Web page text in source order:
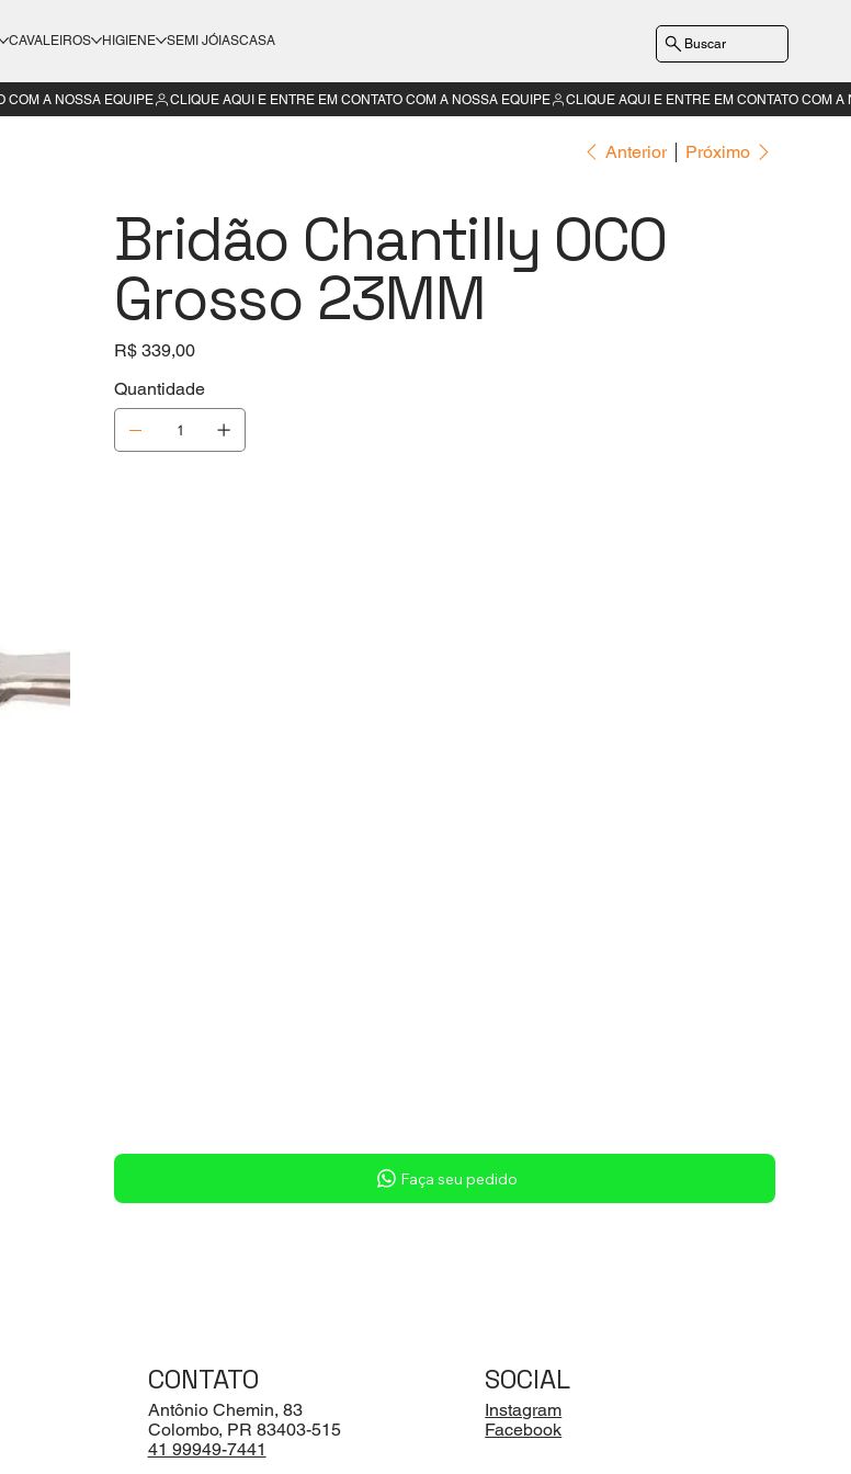
CAVALEIROS HIGIENE SEMI JÓIASCASA Buscar
Anterior Próximo
Bridão Chantilly OCO
Grosso 23MM
Preço
R$ 339,00
Quantidade
Faça seu pedido
CONTATO
Antônio Chemin, 83
Colombo, PR 83403-515
41 99949-7441
SOCIAL
Instagram
Facebook